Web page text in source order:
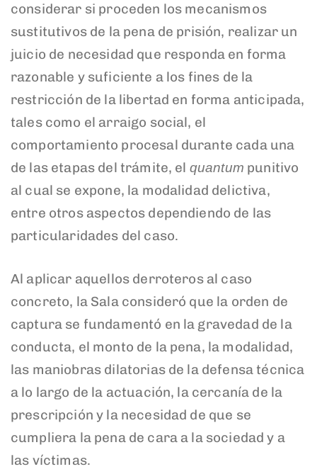
considerar si proceden los mecanismos
sustitutivos de la pena de prisión, realizar un
juicio de necesidad que responda en forma
razonable y suficiente a los fines de la
restricción de la libertad en forma anticipada,
tales como el arraigo social, el
comportamiento procesal durante cada una
de las etapas del trámite, el quantum punitivo
al cual se expone, la modalidad delictiva,
entre otros aspectos dependiendo de las
particularidades del caso.
Al aplicar aquellos derroteros al caso
concreto, la Sala consideró que la orden de
captura se fundamentó en la gravedad de la
conducta, el monto de la pena, la modalidad,
las maniobras dilatorias de la defensa técnica
a lo largo de la actuación, la cercanía de la
prescripción y la necesidad de que se
cumpliera la pena de cara a la sociedad y a
las víctimas.